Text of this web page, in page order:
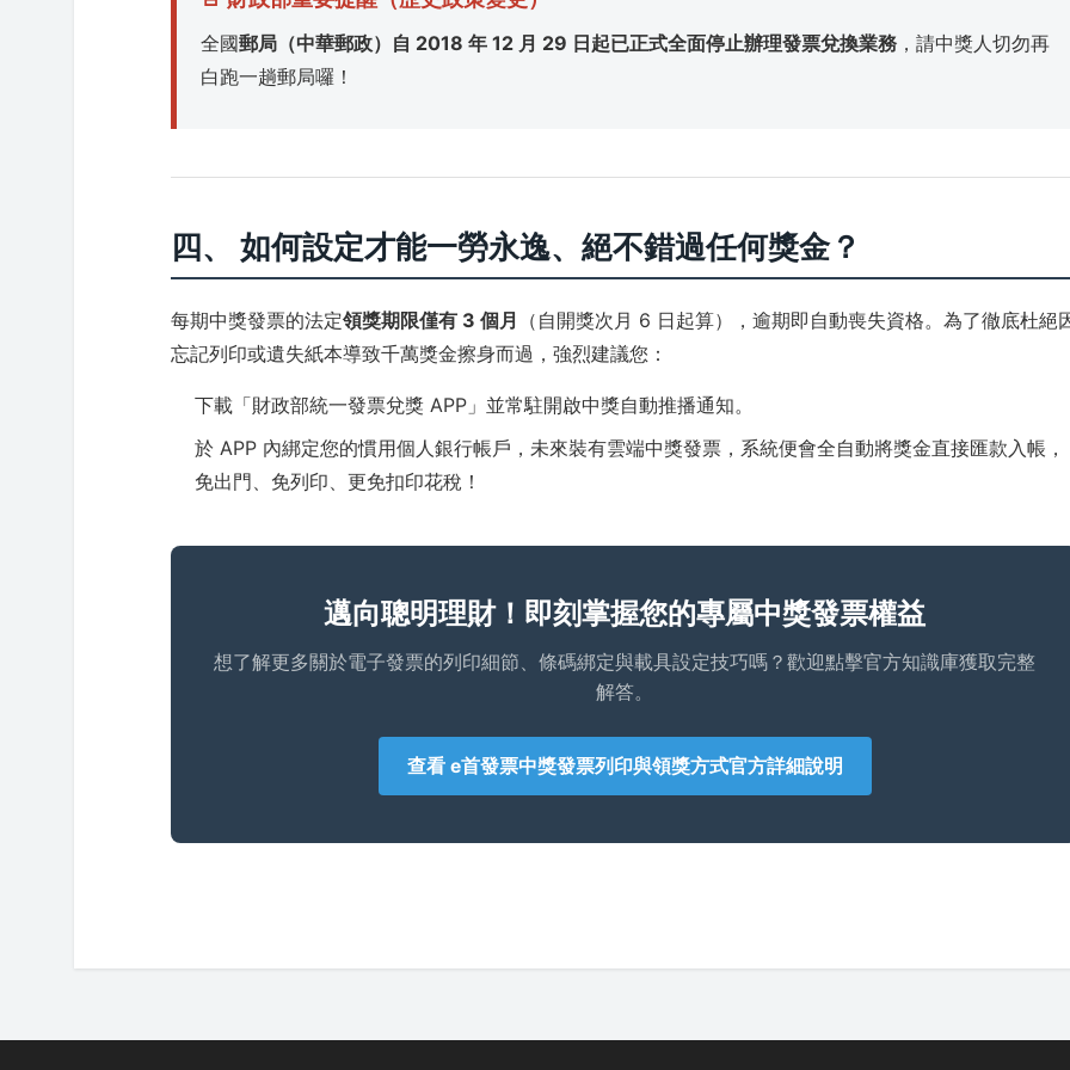
全國郵局（中華郵政）自 2018 年 12 月 29 日起已正式全面停止辦理發票兌換業務 ，請中獎人切勿再
白跑一趟郵局囉！
四、 如何設定才能一勞永逸、絕不錯過任何獎金？
每期中獎發票的法定領獎期限僅有 3 個月
（自開獎次月 6 日起算），逾期即自動喪失資格。為了徹底杜絕
忘記列印或遺失紙本導致千萬獎金擦身而過，強烈建議您：
下載「財政部統一發票兌獎 APP」並常駐開啟中獎自動推播通知。
於 APP 內綁定您的慣用個人銀行帳戶，未來裝有雲端中獎發票，系統便會全自動將獎金直接匯款入帳，
免出門、免列印、更免扣印花稅！
邁向聰明理財！即刻掌握您的專屬中獎發票權益
想了解更多關於電子發票的列印細節、條碼綁定與載具設定技巧嗎？歡迎點擊官方知識庫獲取完整
解答。
查看 e首發票中獎發票列印與領獎方式官方詳細說明